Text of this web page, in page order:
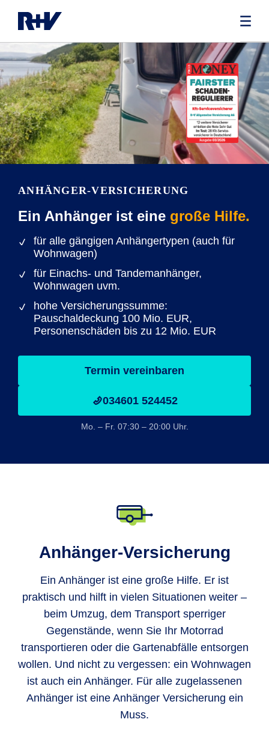
ANHÄNGER-VERSICHERUNG
Ein Anhänger ist eine große Hilfe.
für alle gängigen Anhängertypen (auch für
Wohnwagen)
für Einachs- und Tandemanhänger,
Wohnwagen uvm.
hohe Versicherungssumme:
Pauschaldeckung 100 Mio. EUR,
Personenschäden bis zu 12 Mio. EUR
Termin vereinbaren
034601 524452
Mo. – Fr. 07:30 – 20:00 Uhr.
Anhänger-Versicherung
Ein Anhänger ist eine große Hilfe. Er ist
praktisch und hilft in vielen Situationen weiter –
beim Umzug, dem Transport sperriger
Gegenstände, wenn Sie Ihr Motorrad
transportieren oder die Gartenabfälle entsorgen
wollen. Und nicht zu vergessen: ein Wohnwagen
ist auch ein Anhänger. Für alle zugelassenen
Anhänger ist eine Anhänger Versicherung ein
Muss.